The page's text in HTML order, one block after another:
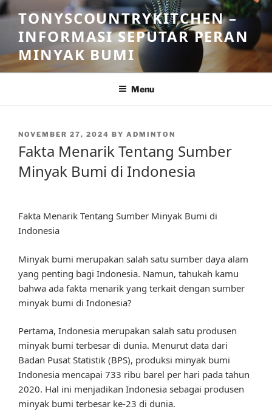
Skip
to
content
TONYSCOUNTRYKITCHEN –
INFORMASI SEPUTAR PERAN
MINYAK BUMI
Menu
POSTED
NOVEMBER 27, 2024 BY ADMINTON
Fakta Menarik Tentang Sumber
Minyak Bumi di Indonesia
Fakta Menarik Tentang Sumber Minyak Bumi di
Indonesia
Minyak bumi merupakan salah satu sumber daya alam
yang penting bagi Indonesia. Namun, tahukah kamu
bahwa ada fakta menarik yang terkait dengan sumber
minyak bumi di Indonesia?
Pertama, Indonesia merupakan salah satu produsen
minyak bumi terbesar di dunia. Menurut data dari
Badan Pusat Statistik (BPS), produksi minyak bumi
Indonesia mencapai 733 ribu barel per hari pada tahun
2020. Hal ini menjadikan Indonesia sebagai produsen
minyak bumi terbesar ke-23 di dunia.